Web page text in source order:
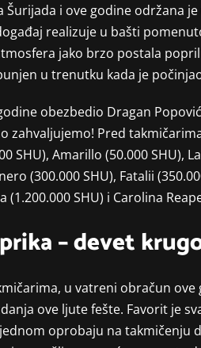
Šurijada i ove godine održana
realizuje u bašti
jako brzo postala
u trenutku kada je
obezbedio Dragan
zahvaljujemo! Pred
SHU), Amarillo (50.000 SHU),
(300.000 SHU), Fatalii
SHU) i Carolina
– devet
u vatreni obračun
ove ljute fešte. Favorit je
oprobaju na takmičenju